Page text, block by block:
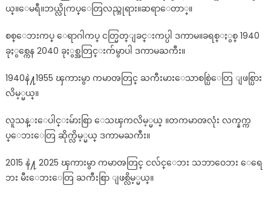
ယ္။ေမရီ။ဘယ္လိုကပ္ေတြလည္ဘုရား။ဆရာေတာ္။
စစ္ေဘးကပ္ ေရာဂါကပ္ ငတ္မြတ္ျခင္းကပ္ပါ ဒကာမ။ခရစ္ႏွစ္ 1940
ခုႏွစ္ကေန 2040 ခုႏွစ္အတြင္းက်မွာပါ ဒကာမႀကီး။
1940နဲ႔1955 ၾကားမွာ ကမာၻတြင္ ႀကီးမားေသာစစ္ပြဲေတြ ျဖစ္ပြား
လိမ့္မယ္။
လူသန္းေပါင္းမ်ားစြာ ေသၾကလိမ့္မယ္ ။တကမာၻလုံး လက္နက္က
ပ္ေဘးေတြ ဆိုက္လိမ့္မယ္ ဒကာမႀကီး။
2015 နဲ႔ 2025 ၾကားမွာ ကမာၻတြင္ ငလ်င္ေဘး သဘာဝေဘး ေရေ
ဘး မီးေဘးေတြ ႀကီးစြာ ျဖစ္လိမ့္မယ္။